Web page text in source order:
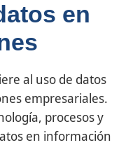
en
al uso de datos
empresariales.
procesos y
en información